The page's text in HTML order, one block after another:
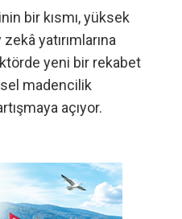
bir kısmı, yüksek
yatırımlarına
yeni bir rekabet
madencilik
açıyor.